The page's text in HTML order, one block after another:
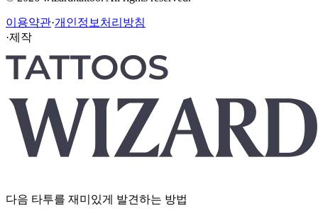
이용약관·개인정보처리방침
·제작
다음 타투를 재미있게 발견하는 방법